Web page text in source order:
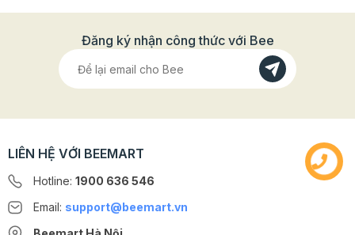
Đăng ký nhận công thức với Bee
LIÊN HỆ VỚI BEEMART
Hotline: 1900 636 546
Email: support@beemart.vn